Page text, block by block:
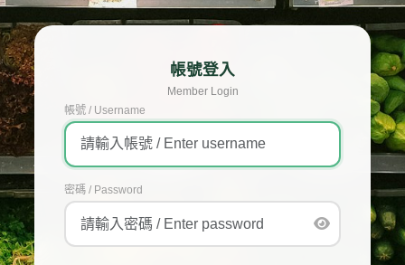
帳號登入
Member Login
帳號 / Username
密碼 / Password